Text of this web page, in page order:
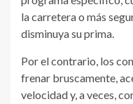
la carretera o más
disminuya su prima.
Por el contrario, los
frenar bruscamente,
velocidad y, a veces,